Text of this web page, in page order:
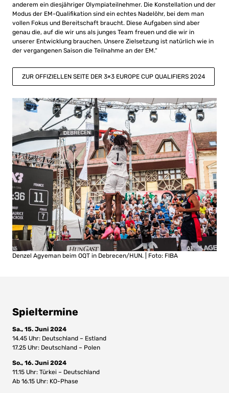
anderem ein diesjähriger Olympiateilnehmer. Die Konstellation und der
Modus der EM-Qualifikation sind ein echtes Nadelöhr, bei dem man
vollen Fokus und Bereitschaft braucht. Diese Aufgaben sind aber
genau die, auf die wir uns als junges Team freuen und die wir in
unserer Entwicklung brauchen. Unsere Zielsetzung ist natürlich wie in
der vergangenen Saison die Teilnahme an der EM.“
ZUR OFFIZIELLEN SEITE DER 3×3 EUROPE CUP QUALIFIERS 2024
Denzel Agyeman beim OQT in Debrecen/HUN. | Foto: FIBA
Spieltermine
Sa., 15. Juni 2024
14.45 Uhr: Deutschland – Estland
17.25 Uhr: Deutschland – Polen
So., 16. Juni 2024
11.15 Uhr: Türkei – Deutschland
Ab 16.15 Uhr: KO-Phase